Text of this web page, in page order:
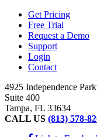
Get Pricing
Free Trial
Request a Demo
Support
Login
Contact
4925 Independence
Suite 400
Tampa, FL 33634
CALL US (813) 578-